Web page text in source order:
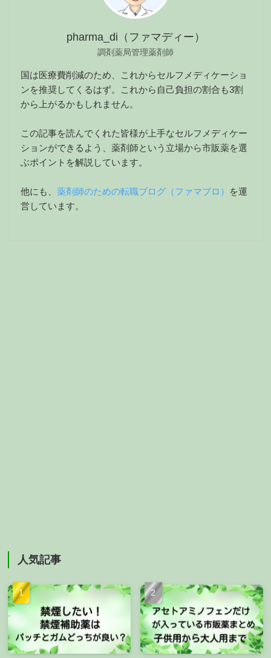
pharma_di（ファマディー）
調剤薬局管理薬剤師
国は医療費削減のため、これからセルフメディケーショ
ンを推奨してくるはず。これから自己負担の割合も3割
から上がるかもしれません。
この記事を読んでくれた皆様が上手なセルフメディケー
ションができるよう、薬剤師という立場から市販薬を選
ぶポイントを解説しています。
他にも、 薬剤師のための転職ブログ（ファマブロ）
を運
営しています。
人気記事